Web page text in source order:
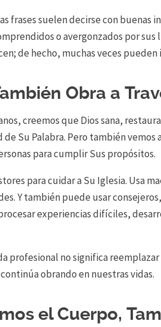
frases suelen decirse con buenas
o avergonzados por sus
; de hecho, muchas veces pueden
Obra a
creemos que Dios sana,
de Su Palabra. Pero también
para cumplir Sus propósitos.
para cuidar a Su Iglesia. Usa
Y también puede usar
experiencias difíciles,
profesional no significa
obrando en nuestras vidas.
el Cuerpo,